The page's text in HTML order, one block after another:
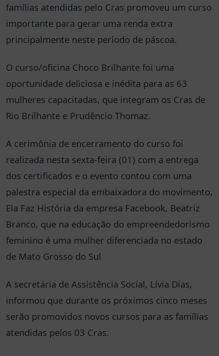
famílias atendidas pelo Cras promoveu um curso
importante para gerar uma renda extra
principalmente neste período de páscoa.
O curso/oficina Choco Brilhante foi uma
oportunidade deliciosa e inédita para as 63
mulheres capacitadas, que integram os Cras de
Rio Brilhante e Prudêncio Thomaz.
A cerimônia de encerramento do curso foi
realizada nesta sexta-feira (01) com a entrega
dos certificados e o evento contou com uma
palestra especial da embaixadora do movimento,
Ela Faz História da empresa Facebook, Beatriz
Branco, que na educação do empreendedorismo
feminino é uma mulher diferenciada no estado
de Mato Grosso do Sul
A secretária de Assistência Social, Lívia Dias,
informou que durante os próximos cinco meses
serão promovidos novos cursos para as famílias
atendidas pelos 03 Cras.